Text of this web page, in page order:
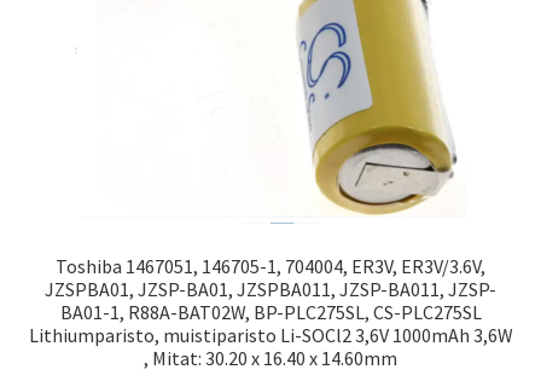
Toshiba 1467051, 146705-1, 704004, ER3V, ER3V/3.6V,
JZSPBA01, JZSP-BA01, JZSPBA011, JZSP-BA011, JZSP-
BA01-1, R88A-BAT02W, BP-PLC275SL, CS-PLC275SL
Lithiumparisto, muistiparisto Li-SOCl2 3,6V 1000mAh 3,6W
, Mitat: 30.20 x 16.40 x 14.60mm